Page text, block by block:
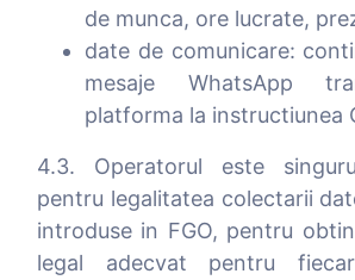
de munca, ore lucrate,
date de comunicare:
mesaje WhatsApp
platforma la instructiunea
4.3. Operatorul este
pentru legalitatea colectarii
introduse in FGO, pentru
legal adecvat pentru